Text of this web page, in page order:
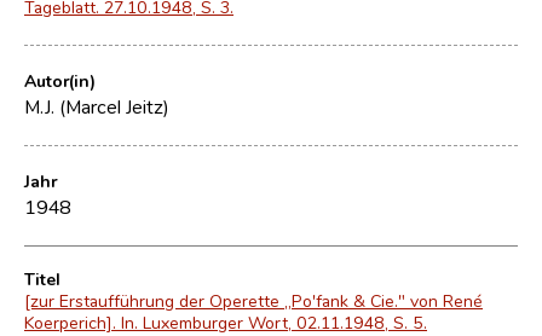
Tageblatt. 27.10.1948, S. 3.
Autor(in)
M.J. (Marcel Jeitz)
Jahr
1948
Titel
[zur Erstaufführung der Operette „Po'fank & Cie." von René
Koerperich]. In. Luxemburger Wort, 02.11.1948, S. 5.